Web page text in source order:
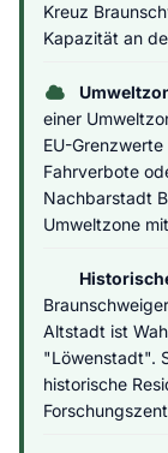
Kreuz
Kapazität an
einer
EU-
Fahrverbote
Nachbarstadt
Umweltzone
Altstadt ist
"Löwenstadt".
historische